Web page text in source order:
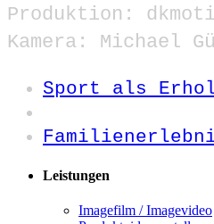
Produktion:
Kamera: Michael
Sport als
Leistungen
Imagefilm / Imagevideo